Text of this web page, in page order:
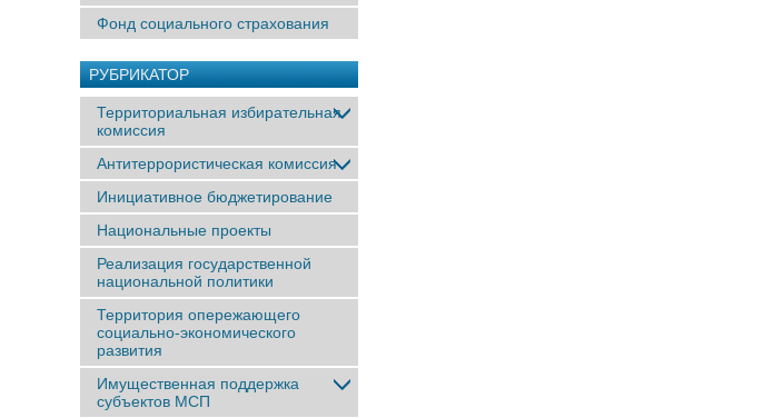
Фонд социального страхования
РУБРИКАТОР
Территориальная избирательная
комиссия
Антитеррористическая комиссия
Инициативное бюджетирование
Национальные проекты
Реализация государственной
национальной политики
Территория опережающего
социально-экономического
развития
Имущественная поддержка
субъектов МСП